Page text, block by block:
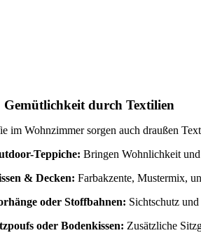
Gemütlichkeit durch Textilien
im Wohnzimmer sorgen auch draußen
Teppiche: Bringen Wohnlichkeit
& Decken: Farbakzente, Mustermix,
oder Stoffbahnen: Sichtschutz
oder Bodenkissen: Zusätzliche